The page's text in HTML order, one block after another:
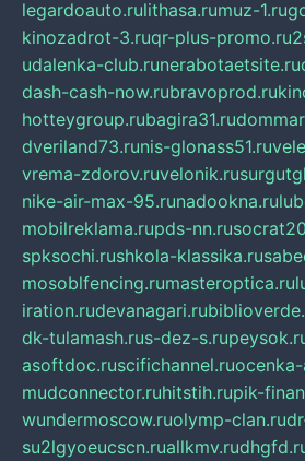
legardoauto.rulithasa.rumuz-1.ru
kinozadrot-3.ruqr-plus-promo.ru
udalenka-club.runerabotaetsite.ru
dash-cash-now.rubravoprod.ru
hotteygroup.rubagira31.ru
dveriland73.runis-glonass51.ru
vrema-zdorov.ruvelonik.ru
nike-air-max-95.runadookna.ru
mobilreklama.rupds-nn.ru
spksochi.rushkola-klassika.ru
mosoblfencing.rumasteroptica.ru
iration.rudevanagari.ru
dk-tulamash.rus-dez-s.ru
asoftdoc.ruscifichannel.ru
mudconnector.ruhitstih.rupik-
wundermoscow.ruolymp-clan.ru
su2lgyoeucscn.ruallkmv.ru